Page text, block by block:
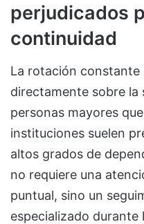
perjudicados
continuidad
La rotación constante
directamente sobre la
personas mayores
instituciones suelen
altos grados de
no requiere una
puntual, sino un
especializado durante